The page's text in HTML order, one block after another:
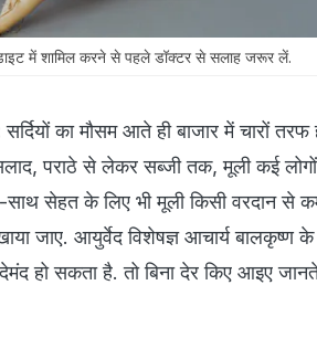
में शामिल करने से पहले डॉक्टर से सलाह जरूर लें.
सर्दियों का मौसम आते ही बाजार में चारों तरफ
पराठे से लेकर सब्जी तक, मूली कई लोगों
सेहत के लिए भी मूली किसी वरदान से
जाए. आयुर्वेद विशेषज्ञ आचार्य बालकृष्ण
हो सकता है. तो बिना देर किए आइए